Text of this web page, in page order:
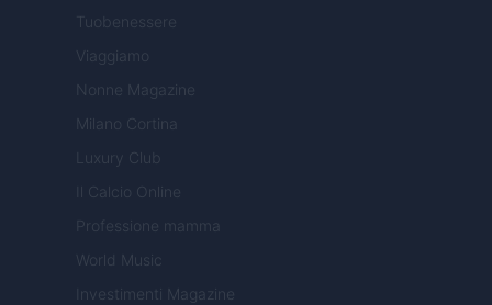
Tuobenessere
Viaggiamo
Nonne Magazine
Milano Cortina
Luxury Club
Il Calcio Online
Professione mamma
World Music
Investimenti Magazine